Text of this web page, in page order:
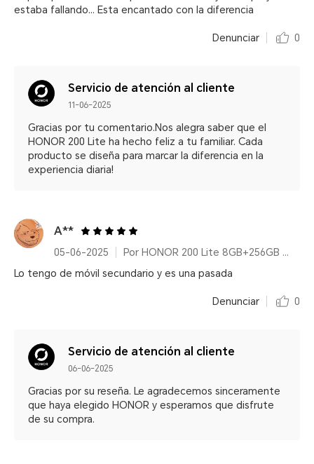
estaba fallando... Esta encantado con la diferencia
Denunciar 0
Servicio de atención al cliente
11-06-2025
Gracias por tu comentario.Nos alegra saber que el
HONOR 200 Lite ha hecho feliz a tu familiar. Cada
producto se diseña para marcar la diferencia en la
experiencia diaria!
A**
05-06-2025
Por HONOR 200 Lite 8GB+256GB Starry Blue
Lo tengo de móvil secundario y es una pasada
Denunciar 0
Servicio de atención al cliente
06-06-2025
Gracias por su reseña. Le agradecemos sinceramente
que haya elegido HONOR y esperamos que disfrute
de su compra.